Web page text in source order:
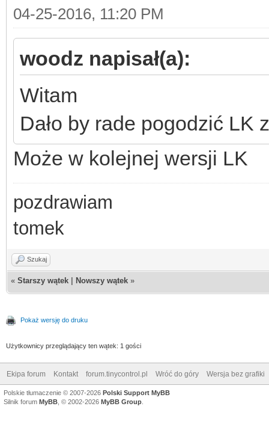
04-25-2016, 11:20 PM
woodz napisał(a):
Witam
Dało by rade pogodzić LK
Może w kolejnej wersji LK
pozdrawiam
tomek
Szukaj
« Starszy wątek Nowszy wątek »
Pokaż wersję do druku
Użytkownicy przeglądający ten wątek: 1 gości
Ekipa forum Kontakt forum.tinycontrol.pl Wróć do góry Wersja bez grafiki
Polskie tłumaczenie © 2007-2026 Polski Support MyBB
Silnik forum MyBB , © 2002-2026 MyBB Group